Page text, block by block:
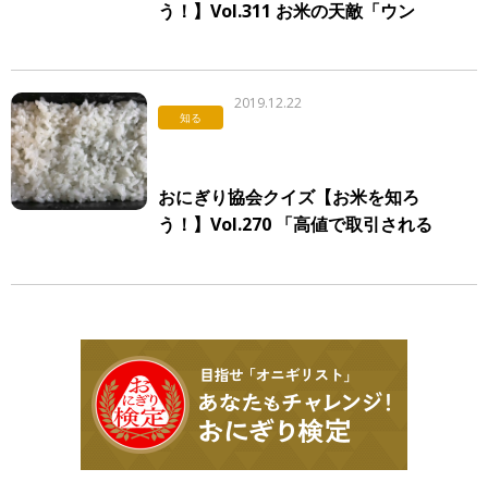
う！】Vol.311 お米の天敵「ウン
知る
2019.12.22
おにぎり協会クイズ【お米を知ろ
う！】Vol.270 「高値で取引される